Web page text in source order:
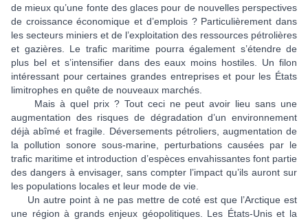
de mieux qu’une fonte des glaces pour de nouvelles perspectives
de croissance économique et d’emplois ? Particulièrement dans
les secteurs miniers et de l’exploitation des ressources pétrolières
et gazières. Le trafic maritime pourra également s’étendre de
plus bel et s’intensifier dans des eaux moins hostiles. Un filon
intéressant pour certaines grandes entreprises et pour les États
limitrophes en quête de nouveaux marchés.
Mais à quel prix ? Tout ceci ne peut avoir lieu sans une
augmentation des risques de dégradation d’un environnement
déjà abîmé et fragile. Déversements pétroliers, augmentation de
la pollution sonore sous-marine, perturbations causées par le
trafic maritime et introduction d’espèces envahissantes font partie
des dangers à envisager, sans compter l’impact qu’ils auront sur
les populations locales et leur mode de vie.
Un autre point à ne pas mettre de coté est que l’Arctique est
une région à grands enjeux géopolitiques. Les États-Unis et la